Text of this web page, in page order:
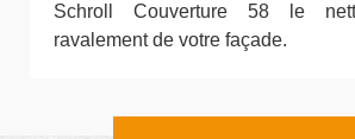
Schroll Couverture 58 le
ravalement de votre façade.